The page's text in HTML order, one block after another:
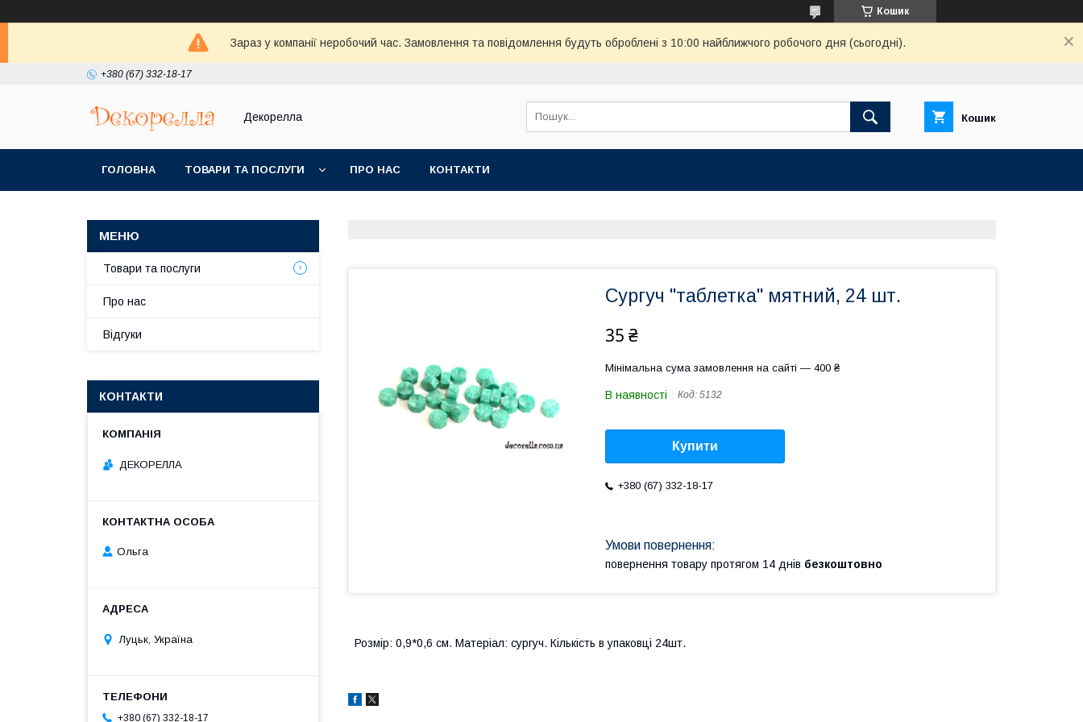
Кошик
Зараз у компанії неробочий час. Замовлення та повідомлення будуть оброблені з 10:00 найближчого робочого дня (сьогодні).
+380 (67) 332-18-17
Декорелла Кошик
ГОЛОВНА ТОВАРИ ТА ПОСЛУГИ ПРО НАС КОНТАКТИ
Сургуч "таблетка" мятний, 24 шт.
35 ₴
Мінімальна сума замовлення на сайті — 400 ₴
В наявності Код: 5132
Купити
+380 (67) 332-18-17
повернення товару протягом 14 днів безкоштовно
Розмір: 0,9*0,6 см. Матеріал: сургуч. Кількість в упаковці 24шт.
Товари та послуги
Про нас
Відгуки
КОНТАКТИ
ДЕКОРЕЛЛА
Ольга
Луцьк, Україна
+380 (67) 332-18-17